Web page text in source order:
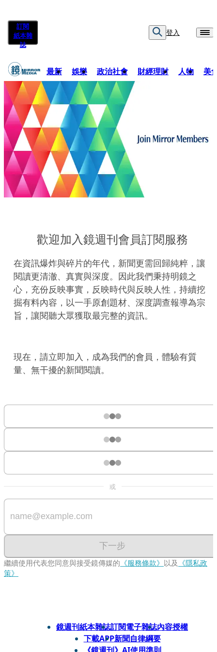
訂閱
紙本雜
誌
登入
最新 娛樂 政治社會 財經理財 人物 美
歡迎加入鏡週刊會員訂閱服務
在資訊爆炸與碎片的年代，新聞更需回歸純粹，讓
閱讀更清澈、真實與深度。因此我們秉持明鏡之
心，充份反映事實，反映時代與反映人性，持續挖
掘有料內容，以一手原創題材、深度調查報導為宗
旨，讓閱聽大眾獲取最完整的資訊。
現在，請立即加入，成為我們的會員，體驗有質
量、無干擾的新聞閱讀。
或
下一步
繼續使用代表您同意與接受鏡傳媒的 《服務條款》 以及 《隱私政
策》
鏡週刊紙本雜誌訂閱電子雜誌內容授權
下載APP新聞自律綱要